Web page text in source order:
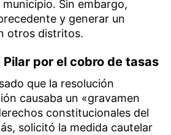
Sin embargo,
y generar un
otros distritos.
por el cobro de tasas
que la resolución
causaba un «gravamen
constitucionales del
solicitó la medida cautelar